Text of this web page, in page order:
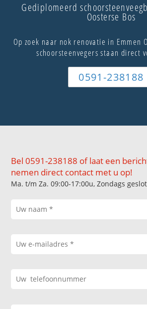
Gediplomeerd
Oosterse Bos
Op zoek naar nok renovatie in Emmen
schoorsteenvegers staan direct
0591-238188
Bel 0591-238188 of laat een
nemen direct contact met u op!
Ma. t/m Za. 09:00-17:00u, Zondags